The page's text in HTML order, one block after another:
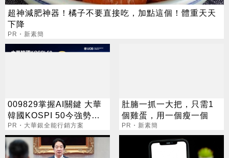
超神減肥神器！橘子不要直接吃，加點這個！體重天天
下降
PR・新素簡
009829掌握AI關鍵 大華
韓國KOSPI 50今強勢開
募
PR・大華銀全能行銷方案
肚腩一抓一大把，只需1
個雞蛋，用一個瘦一個
PR・新素簡